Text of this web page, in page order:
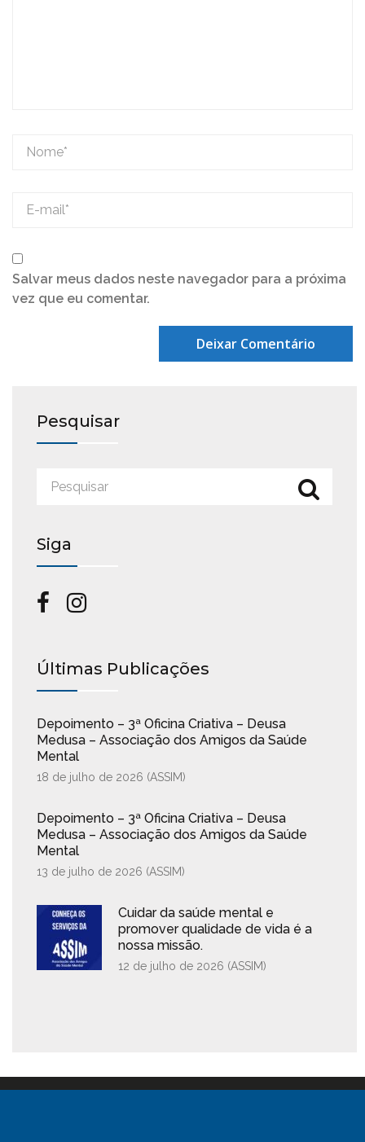
Salvar meus dados neste navegador para a próxima
vez que eu comentar.
Pesquisar
Siga
Últimas Publicações
Depoimento – 3ª Oficina Criativa – Deusa
Medusa – Associação dos Amigos da Saúde
Mental
18 de julho de 2026 (ASSIM)
Depoimento – 3ª Oficina Criativa – Deusa
Medusa – Associação dos Amigos da Saúde
Mental
13 de julho de 2026 (ASSIM)
Cuidar da saúde mental e
promover qualidade de vida é a
nossa missão.
12 de julho de 2026 (ASSIM)